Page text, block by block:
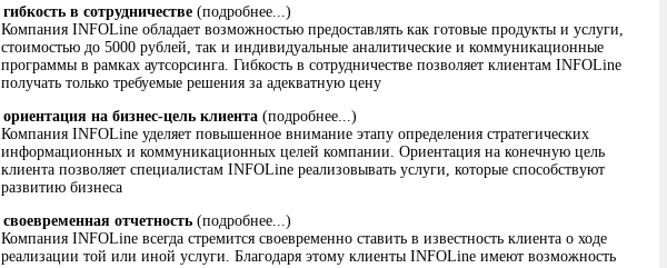
гибкость в сотрудничестве (подробнее...)
Компания INFOLine обладает возможностью предоставлять как готовые продукты и услуги,
стоимостью до 5000 рублей, так и индивидуальные аналитические и коммуникационные
программы в рамках аутсорсинга. Гибкость в сотрудничестве позволяет клиентам INFOLine
получать только требуемые решения за адекватную цену
ориентация на бизнес-цель клиента (подробнее...)
Компания INFOLine уделяет повышенное внимание этапу определения стратегических
информационных и коммуникационных целей компании. Ориентация на конечную цель
клиента позволяет специалистам INFOLine реализовывать услуги, которые способствуют
развитию бизнеса
своевременная отчетность (подробнее...)
Компания INFOLine всегда стремится своевременно ставить в известность клиента о ходе
реализации той или иной услуги. Благодаря этому клиенты INFOLine имеют возможность